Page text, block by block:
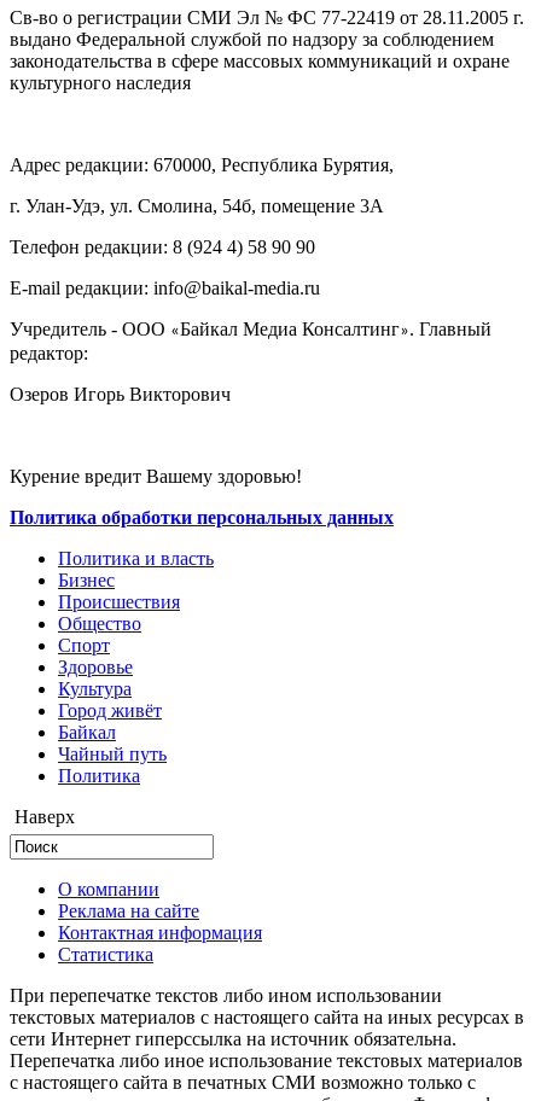
Св-во о регистрации СМИ Эл № ФС 77-22419 от 28.11.2005 г.
выдано Федеральной службой по надзору за соблюдением
законодательства в сфере массовых коммуникаций и охране
культурного наследия
Адрес редакции: 670000, Республика Бурятия,
г. Улан-Удэ, ул. Смолина, 54б, помещение 3А
Телефон редакции: ‎‎8 (924 4) 58 90 90
E-mail редакции: info@baikal-media.ru
Учредитель - ООО «Байкал Медиа Консалтинг». Главный
редактор:
Озеров Игорь Викторович
Курение вредит Вашему здоровью!
Политика обработки персональных данных
Политика и власть
Бизнес
Происшествия
Общество
Cпорт
Здоровье
Культура
Город живёт
Байкал
Чайный путь
Политика
Наверх
О компании
Реклама на сайте
Контактная информация
Статистика
При перепечатке текстов либо ином использовании
текстовых материалов с настоящего сайта на иных ресурсах в
сети Интернет гиперссылка на источник обязательна.
Перепечатка либо иное использование текстовых материалов
с настоящего сайта в печатных СМИ возможно только с